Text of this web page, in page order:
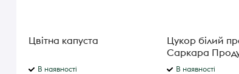
Цвітна капуста
В наявності
Цукор білий
Саркара
В наявності